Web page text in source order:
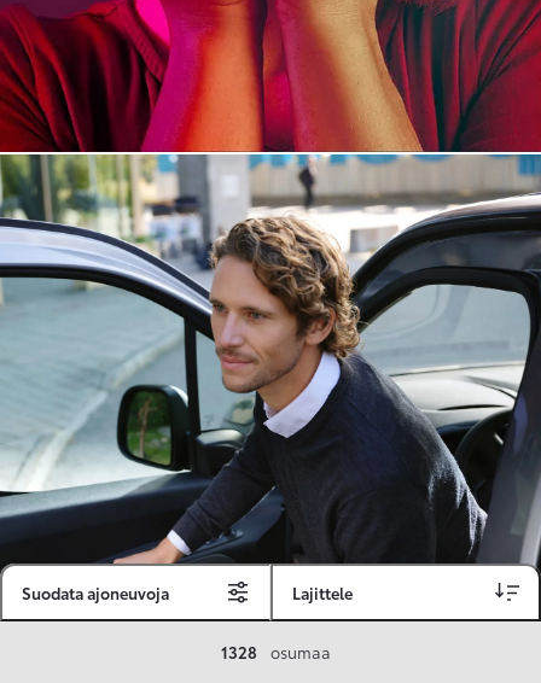
Suodata ajoneuvoja Lajittele
1328 osumaa